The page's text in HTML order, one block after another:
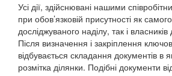
Усі дії, здійснювані нашими
при обов’язковій присутності як
досліджуваного наділу, так і
Після визначення і закріплення
відбувається складання документів в
розмітка ділянки. Подібні документи